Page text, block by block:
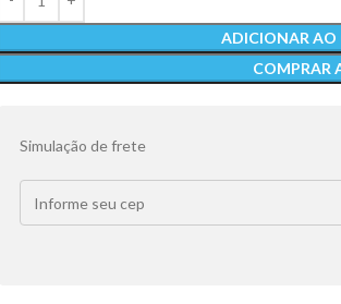
ADICIONAR AO
COMPRAR
Simulação de frete